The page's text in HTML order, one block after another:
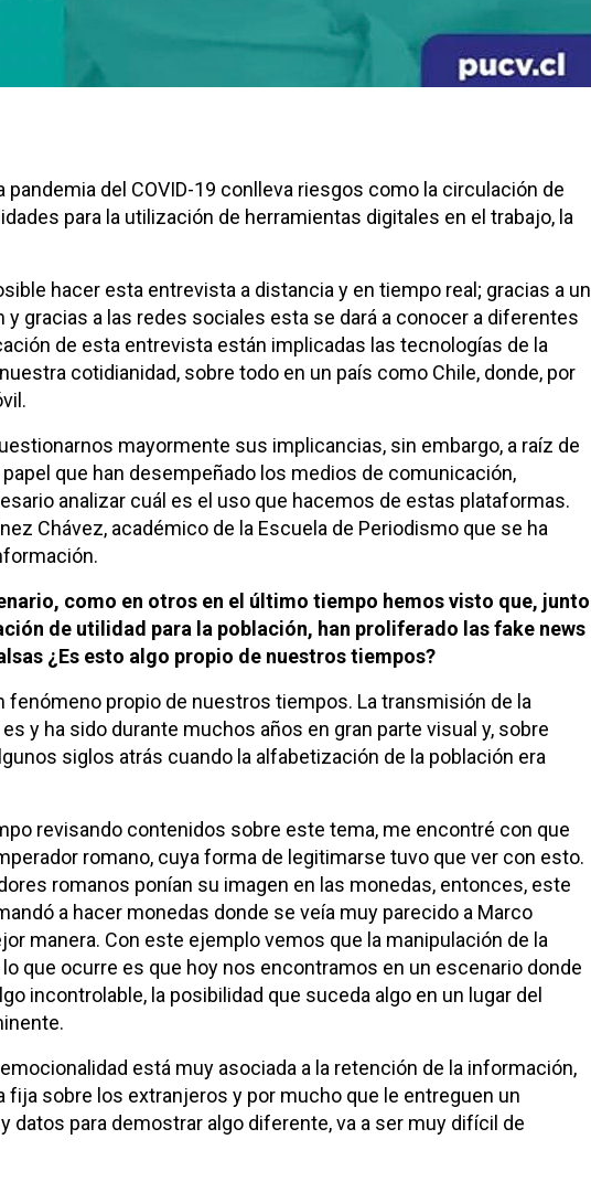
del COVID-19 conlleva riesgos como la circulación de
para la utilización de herramientas digitales en el trabajo, la
hacer esta entrevista a distancia y en tiempo real; gracias a un
gracias a las redes sociales esta se dará a conocer a diferentes
de esta entrevista están implicadas las tecnologías de la
cotidianidad, sobre todo en un país como Chile, donde, por
mayormente sus implicancias, sin embargo, a raíz de
papel que han desempeñado los medios de comunicación,
analizar cuál es el uso que hacemos de estas plataformas.
Chávez, académico de la Escuela de Periodismo que se ha
como en otros en el último tiempo hemos visto que, junto
de utilidad para la población, han proliferado las fake news
¿Es esto algo propio de nuestros tiempos?
fenómeno propio de nuestros tiempos. La transmisión de la
y ha sido durante muchos años en gran parte visual y, sobre
siglos atrás cuando la alfabetización de la población era
revisando contenidos sobre este tema, me encontré con que
romano, cuya forma de legitimarse tuvo que ver con esto.
romanos ponían su imagen en las monedas, entonces, este
a hacer monedas donde se veía muy parecido a Marco
manera. Con este ejemplo vemos que la manipulación de la
que ocurre es que hoy nos encontramos en un escenario donde
incontrolable, la posibilidad que suceda algo en un lugar del
está muy asociada a la retención de la información,
sobre los extranjeros y por mucho que le entreguen un
para demostrar algo diferente, va a ser muy difícil de